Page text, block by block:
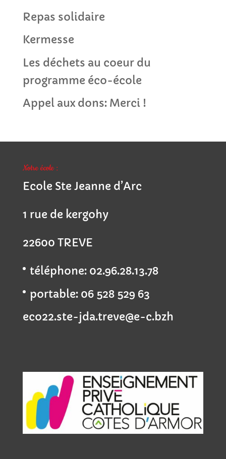
Repas solidaire
Kermesse
Les déchets au coeur du
programme éco-école
Appel aux dons: Merci !
Notre école :
Ecole Ste Jeanne d’Arc
1 rue de kergohy
22600 TREVE
téléphone: 02.96.28.13.78
portable: 06 528 529 63
eco22.ste-jda.treve@e-c.bzh